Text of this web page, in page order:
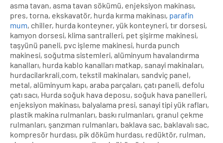
asma tavan, asma tavan sökümü, enjeksiyon makinası,
pres, torna, ekskavatör, hurda kırma makinası, parafin
mum, chiller, hurda konteyner, yük konteyneri, tır dorsesi,
kamyon dorsesi, klima santralleri, pet şişirme makinesi,
taşyünü paneli, pvc işleme makinesi, hurda punch
makinesi, soğutma sistemleri, alüminyum havalandırma
kanalları, hurda kablo kanalları matkap, sanayi makinaları,
hurdacilarkrali.com, tekstil makinaları, sandviç panel,
metal, alüminyum kapı, araba parçaları, çatı paneli, defolu
çatı sacı, Hurda soğuk hava deposu, soğuk hava panelleri,
enjeksiyon makinası, balyalama presi, sanayi tipi yük rafları,
plastik makina rulmanları, baskı rulmanları, granul çekme
rulmanları, şanzıman rulmanları, baklava sac, baklavalı sac,
kompresör hurdası, pik döküm hurdası, redüktör, rulman,